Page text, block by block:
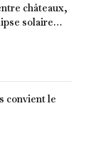
châteaux,
solaire
convient le